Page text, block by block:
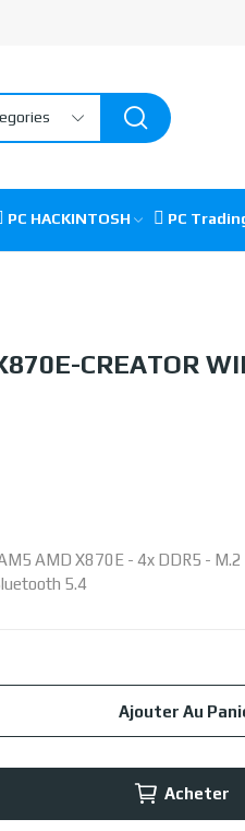
PC HACKINTOSH PC
CREATOR
AMD X870E - 4x DDR5 - M.2
5.4
Ajouter Au
Acheter